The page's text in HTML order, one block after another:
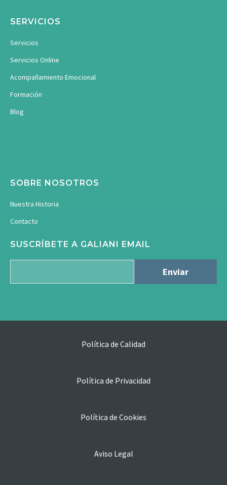
SERVICIOS
Servicios
Servicios Online
Acompañamiento Emocional
Formación
Blog
SOBRE NOSOTROS
Nuestra Historia
Contacto
SUSCRÍBETE A GALIANI EMAIL
Política de Calidad
Política de Privacidad
Política de Cookies
Aviso Legal